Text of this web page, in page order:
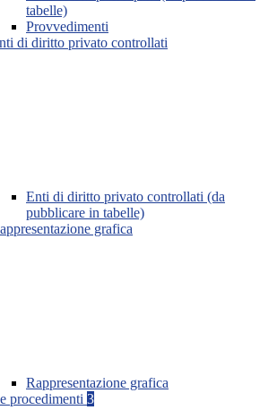
tabelle)
Provvedimenti
di diritto privato controllati
Enti di diritto privato controllati (da
pubblicare in tabelle)
grafica
Rappresentazione grafica
procedimenti 3